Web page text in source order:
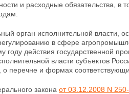
и расходные обязательства,
орган исполнительной власти,
в сфере
году действия государственной
власти субъектов
о перечне и формах
закона от 03.12.2008 N